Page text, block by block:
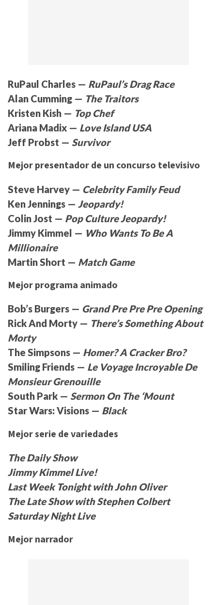
RuPaul Charles — RuPaul’s Drag Race
Alan Cumming — The Traitors
Kristen Kish — Top Chef
Ariana Madix — Love Island USA
Jeff Probst — Survivor
Mejor presentador de un concurso televisivo
Steve Harvey — Celebrity Family Feud
Ken Jennings — Jeopardy!
Colin Jost — Pop Culture Jeopardy!
Jimmy Kimmel — Who Wants To Be A
Millionaire
Martin Short — Match Game
Mejor programa animado
Bob’s Burgers — Grand Pre Pre Pre Opening
Rick And Morty — There’s Something About
Morty
The Simpsons — Homer? A Cracker Bro?
Smiling Friends — Le Voyage Incroyable De
Monsieur Grenouille
South Park — Sermon On The ‘Mount
Star Wars: Visions — Black
Mejor serie de variedades
The Daily Show
Jimmy Kimmel Live!
Last Week Tonight with John Oliver
The Late Show with Stephen Colbert
Saturday Night Live
Mejor narrador